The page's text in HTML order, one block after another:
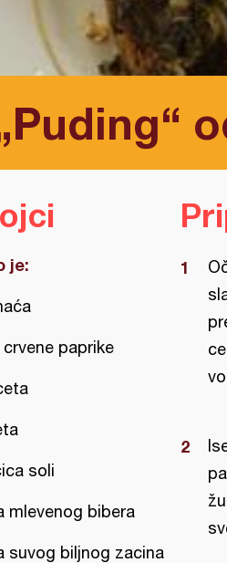
je:
paprike
soli
mlevenog bibera
suvog biljnog zacina